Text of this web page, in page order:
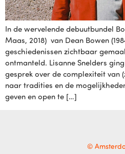
In de wervelende debuutbundel
Maas, 2018) van Dean Bowen
geschiedenissen zichtbaar
ontmanteld. Lisanne Snelders
gesprek over de complexiteit van
naar tradities en de
geven en open te […]
©